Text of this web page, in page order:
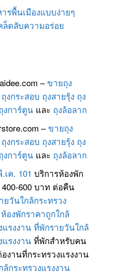
รพื้นเมืองแบบง่ายๆ
ล็ดลับความอร่อย
–ขายถุง
ถุงกระสอบ ถุงสายรุ้ง ถุง
งการ์ตูนและ ถุงล้อลาก
–ขายถุง
ถุงกระสอบ ถุงสายรุ้ง ถุง
งการ์ตูนและ ถุงล้อลาก
ค. 101 บริการห้องพัก
600 บาท ต่อคืน
ยวันใกล้กระทรวง
ห้องพักราคาถูกใกล้
แรงงาน ที่พักรายวันใกล้
แรงงานที่พักสำหรับคน
งานที่กระทรวงแรงงาน
ล้กระทรวงแรงงาน